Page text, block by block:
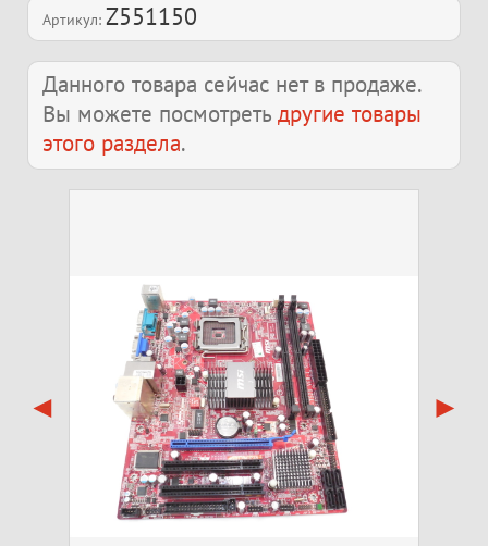
Артикул: Z551150
Данного товара сейчас нет в продаже.
Вы можете посмотреть другие товары
этого раздела.